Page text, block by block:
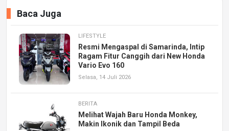
Baca Juga
LIFESTYLE
Resmi Mengaspal di Samarinda, Intip
Ragam Fitur Canggih dari New Honda
Vario Evo 160
Selasa, 14 Juli 2026
BERITA
Melihat Wajah Baru Honda Monkey,
Makin Ikonik dan Tampil Beda